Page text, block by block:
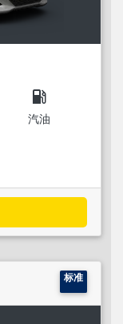
local_gas_station
汽油
标准